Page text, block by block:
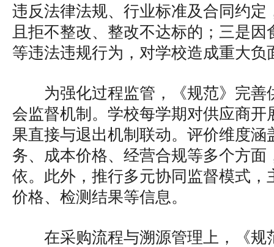
违反法律法规、行业标准及合同约定
且拒不整改、整改不达标的；三是因
等违法违规行为，对学校造成重大负
为强化过程监管，《规范》完善
会监督机制。学校每学期对供应商开
果直接与退出机制联动。评价维度涵
务、成本价格、经营合规等多个方面
依。此外，推行多元协同监督模式，
价格、检测结果等信息。
在采购流程与溯源管理上，《规